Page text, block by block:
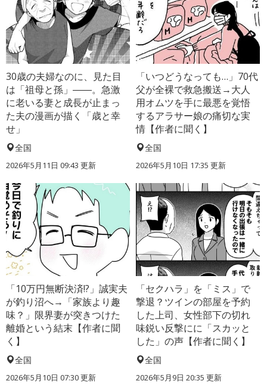
30歳の夫婦なのに、見た目
は「祖母と孫」――。急激
に老いる妻と成長が止まっ
た夫の漫画が描く「歳と幸
せ」
全国
2026年5月11日 09:43 更新
「いつどうなっても…」70代
父が全裸で救急搬送→大人
用オムツを手に最悪を覚悟
するアラサー娘の痛切な実
情【作者に聞く】
全国
2026年5月10日 17:35 更新
「10万円無断決済!?」誠実夫
が釣り沼へ→「家族より趣
味？」限界妻が突きつけた
離婚という結末【作者に聞
く】
全国
2026年5月10日 07:30 更新
「セクハラ」を「ミス」で
撃退？ツインの部屋を予約
した上司、女性部下の切れ
味鋭い反撃にに「スカッと
した」の声【作者に聞く】
全国
2026年5月9日 20:35 更新